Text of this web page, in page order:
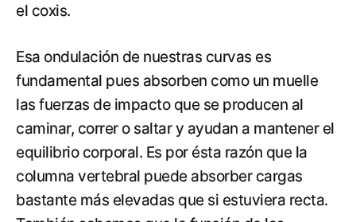
el coxis.
Esa ondulación de nuestras curvas es
fundamental pues absorben como un muelle
las fuerzas de impacto que se producen al
caminar, correr o saltar y ayudan a mantener el
equilibrio corporal. Es por ésta razón que la
columna vertebral puede absorber cargas
bastante más elevadas que si estuviera recta.